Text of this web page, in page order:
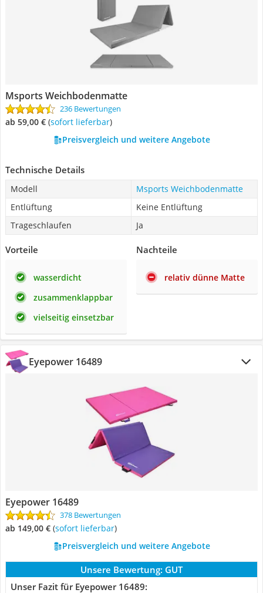
Msports Weichbodenmatte
236 Bewertungen
ab 59,00 € ( Sofort lieferbar)
Preisvergleich und weitere Angebote
Technische Details
Modell
Msports Weichbodenmatte
Entlüftung
Keine Entlüftung
Trageschlaufen
Ja
Vorteile
wasserdicht
zusammenklappbar
vielseitig einsetzbar
Nachteile
relativ dünne Matte
Eyepower 16489
Eyepower 16489
378 Bewertungen
ab 149,00 € ( Sofort lieferbar)
Preisvergleich und weitere Angebote
Unsere Bewertung: GUT
Unser Fazit für Eyepower 16489: